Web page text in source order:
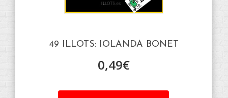
49 ILLOTS: IOLANDA BONET
0,49€